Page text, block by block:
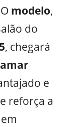
modelo,
do
, chegará
e
reforça a